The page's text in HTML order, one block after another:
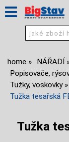
home NÁŘADÍ
Popisovače,
Tužky, voskovky
Tužka tesařská
Tužka